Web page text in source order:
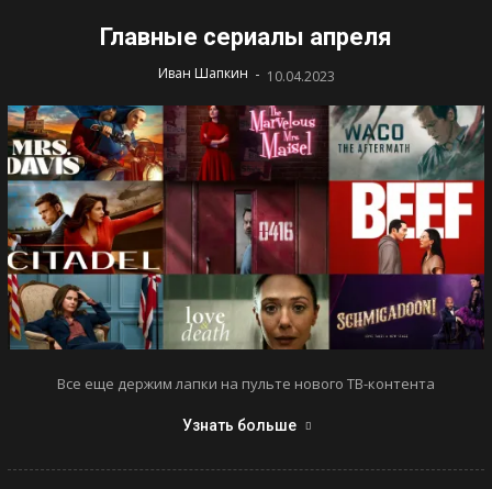
Главные сериалы апреля
Иван Шапкин - 10.04.2023
Все еще держим лапки на пульте нового ТВ-контента
Узнать больше